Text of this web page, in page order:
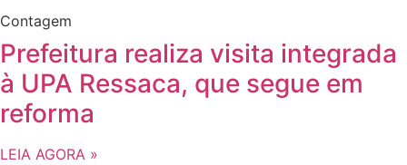
Contagem
Prefeitura realiza visita integrada
à UPA Ressaca, que segue em
reforma
LEIA AGORA »